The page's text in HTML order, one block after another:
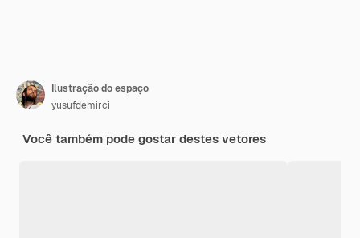
Ilustração do espaço
yusufdemirci
Você também pode gostar destes vetores